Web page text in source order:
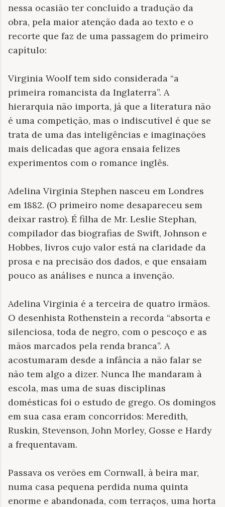
nessa ocasião ter concluído a tradução da
obra, pela maior atenção dada ao texto e o
recorte que faz de uma passagem do primeiro
capítulo:
Virginia Woolf tem sido considerada “a
primeira romancista da Inglaterra”. A
hierarquia não importa, já que a literatura não
é uma competição, mas o indiscutível é que se
trata de uma das inteligências e imaginações
mais delicadas que agora ensaia felizes
experimentos com o romance inglês.
Adelina Virginia Stephen nasceu em Londres
em 1882. (O primeiro nome desapareceu sem
deixar rastro). É filha de Mr. Leslie Stephan,
compilador das biografias de Swift, Johnson e
Hobbes, livros cujo valor está na claridade da
prosa e na precisão dos dados, e que ensaiam
pouco as análises e nunca a invenção.
Adelina Virginia é a terceira de quatro irmãos.
O desenhista Rothenstein a recorda “absorta e
silenciosa, toda de negro, com o pescoço e as
mãos marcados pela renda branca”. A
acostumaram desde a infância a não falar se
não tem algo a dizer. Nunca lhe mandaram à
escola, mas uma de suas disciplinas
domésticas foi o estudo de grego. Os domingos
em sua casa eram concorridos: Meredith,
Ruskin, Stevenson, John Morley, Gosse e Hardy
a frequentavam.
Passava os verões em Cornwall, à beira mar,
numa casa pequena perdida numa quinta
enorme e abandonada, com terraços, uma horta